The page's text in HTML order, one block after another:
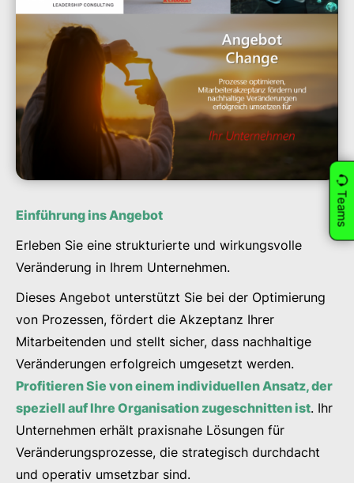
Einführung ins Angebot
Erleben Sie eine strukturierte und wirkungsvolle
Veränderung in Ihrem Unternehmen.
Dieses Angebot unterstützt Sie bei der Optimierung
von Prozessen, fördert die Akzeptanz Ihrer
Mitarbeitenden und stellt sicher, dass nachhaltige
Veränderungen erfolgreich umgesetzt werden.
Profitieren Sie von einem individuellen Ansatz, der
speziell auf Ihre Organisation zugeschnitten ist. Ihr
Unternehmen erhält praxisnahe Lösungen für
Veränderungsprozesse, die strategisch durchdacht
und operativ umsetzbar sind.
Teams